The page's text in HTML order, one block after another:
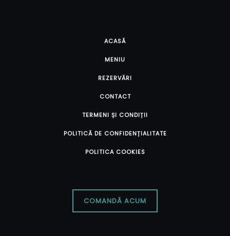
ACASĂ
MENIU
REZERVĂRI
CONTACT
TERMENI ȘI CONDIȚII
POLITICĂ DE CONFIDENȚIALITATE
POLITICA COOKIES
COMANDĂ ACUM